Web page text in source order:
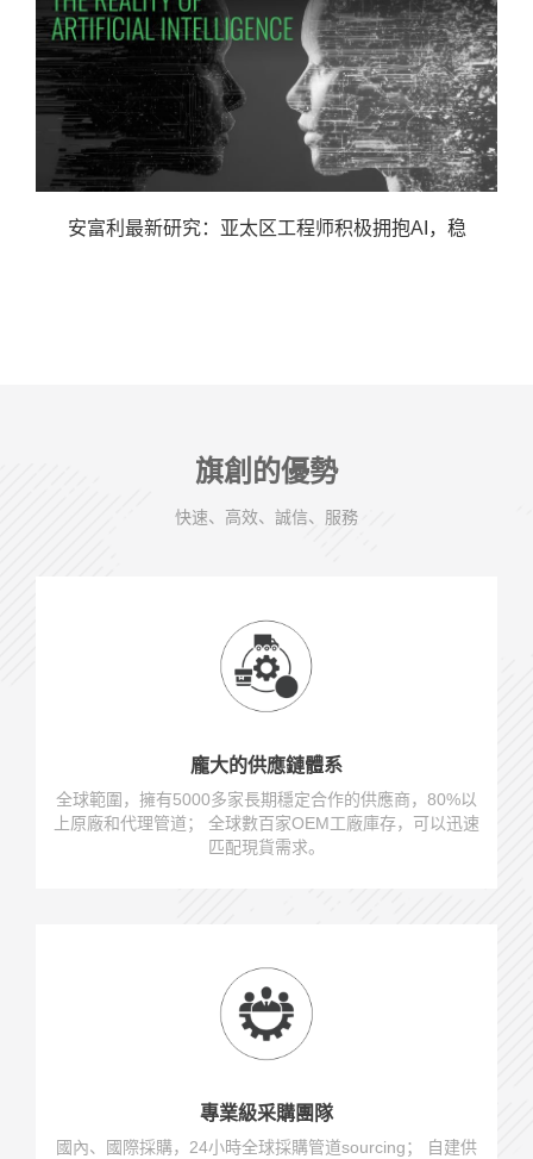
安富利最新研究：亚太区工程师积极拥抱AI，稳
旗創的優勢
快速、高效、誠信、服務
龐大的供應鏈體系
全球範圍，擁有5000多家長期穩定合作的供應商，80%以
上原廠和代理管道； 全球數百家OEM工廠庫存，可以迅速
匹配現貨需求。
專業級采購團隊
國內、國際採購，24小時全球採購管道sourcing； 自建供